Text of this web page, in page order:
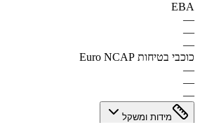
EBA
—
—
—
כוכבי בטיחות Euro NCAP
—
—
—
מידות ומשקל